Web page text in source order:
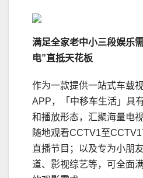
满足全家老中小三段娱乐
电”直抵天花板
作为一款提供一站式车载
APP，「中移车生活」具
和播放形态，汇聚海量电
随地观看CCTV1至
直播节目；以及专为小朋
道、影视综艺等，可全面